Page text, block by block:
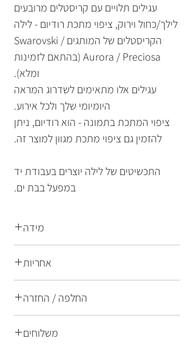
עגילים תלויים עם קריסטלים מרובעים
לילך/כחול וירוק, ציפוי מתכת רודיום - לילה
הקריסטלים של המותגים Swarovski /
Aurora / Preciosa (בהתאם לזמינות
ומלא).
עגילים אלו מתאימים לשדרוג המראה
היומיומי שלך ולכל אירוע.
ציפוי המתכת בתמונה - הוא רודיום, ניתן
להזמין גם ציפוי מתכת מגוון למוצר זה.
התכשיטים של לילה יוצרים בעבודת יד
במפעל בבת ים.
מידה
משקל: 5.5 גרםאחריות
ברמת גימור הגבוהה ביותר הן בחומרי
במקצועיות ובניסיון של הצוות בתהליכי
החלפה / החזרה
משלוחים